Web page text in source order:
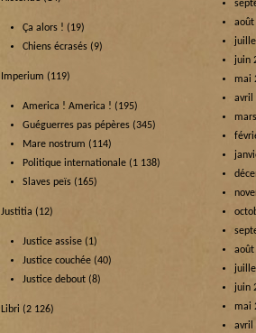
Ça alors ! (19)
Chiens écrasés (9)
Imperium (119)
America ! America ! (195)
Guéguerres pas pépères (345)
Mare nostrum (114)
Politique internationale (1 138)
Slaves peïs (165)
Justitia (12)
Justice assise (1)
Justice couchée (40)
Justice debout (8)
Libri (2 126)
août
juin
mai
avril
août
juin
mai
avril